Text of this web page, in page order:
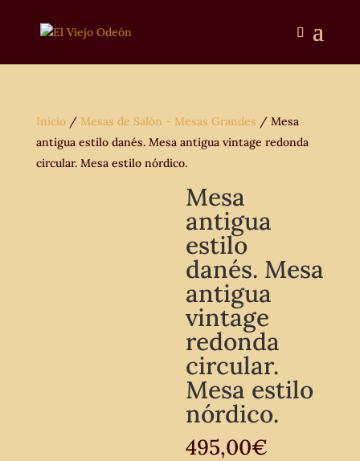
Inicio/ Mesas de Salón - Mesas Grandes / Mesa
antigua estilo danés. Mesa antigua vintage redonda
circular. Mesa estilo nórdico.
Mesa
antigua
estilo
danés. Mesa
antigua
vintage
redonda
circular.
Mesa estilo
nórdico.
495,00€